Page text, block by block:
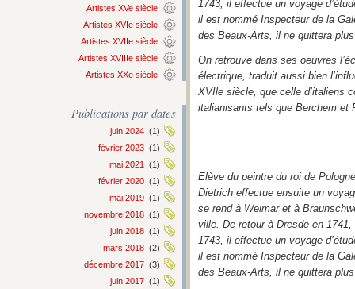
Artistes XVe siècle
Artistes XVIe siècle
Artistes XVIIe siècle
Artistes XVIIIe siècle
Artistes XXe siècle
Publications par dates
juin 2024 (1)
février 2023 (1)
mai 2021
(1)
février 2020 (1)
mai 2019 (1)
novembre 2018 (1)
juin 2018 (1)
mars 2018 (2)
décembre 2017 (3)
juin 2017 (1)
1743, il effectue un voyage
il est nommé Inspecteur de la
des Beaux-Arts, il ne quittera
On retrouve dans ses oeuvres
électrique, traduit aussi bien
XVIle siècle, que celle d’italiens
italianisants tels que Berchem et
Elève du peintre du roi de
Dietrich effectue ensuite un
se rend à Weimar et à
ville. De retour à Dresde en
1743, il effectue un voyage
il est nommé Inspecteur de la
des Beaux-Arts, il ne quittera